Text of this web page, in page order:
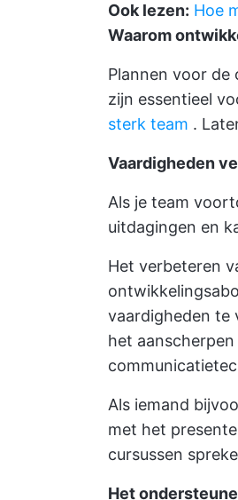
Ook lezen: Hoe
Waarom
Plannen voor de
zijn essentieel
sterk team .
Vaardigheden
Als je team
uitdagingen en
Het verbeteren
vaardigheden te
het
Als iemand
met het
cursussen
Het